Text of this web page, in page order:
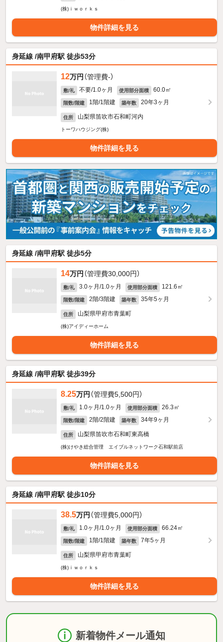
(株)ｉｗｏｒｋｓ
物件詳細を見る
身延線 /南甲府駅 徒歩53分
12万円 （管理費-）
敷/礼 不要/1.0ヶ月 使用部分面積 60.0㎡
階数/階建 1階/1階建 築年数 20年3ヶ月
住所 山梨県笛吹市石和町河内
トーワハウジング(株)
物件詳細を見る
身延線 /南甲府駅 徒歩5分
14万円 （管理費30,000円）
敷/礼 3.0ヶ月/1.0ヶ月 使用部分面積 121.6㎡
階数/階建 2階/3階建 築年数 35年5ヶ月
住所 山梨県甲府市青葉町
(株)アイディーホーム
物件詳細を見る
身延線 /南甲府駅 徒歩39分
8.25万円 （管理費5,500円）
敷/礼 1.0ヶ月/1.0ヶ月 使用部分面積 26.3㎡
階数/階建 2階/2階建 築年数 34年9ヶ月
住所 山梨県笛吹市石和町東高橋
(株)けやき総合管理 エイブルネットワーク石和駅前店
物件詳細を見る
身延線 /南甲府駅 徒歩10分
38.5万円 （管理費5,000円）
敷/礼 1.0ヶ月/1.0ヶ月 使用部分面積 66.24㎡
階数/階建 1階/1階建 築年数 7年5ヶ月
住所 山梨県甲府市青葉町
(株)ｉｗｏｒｋｓ
物件詳細を見る
新着物件メール通知